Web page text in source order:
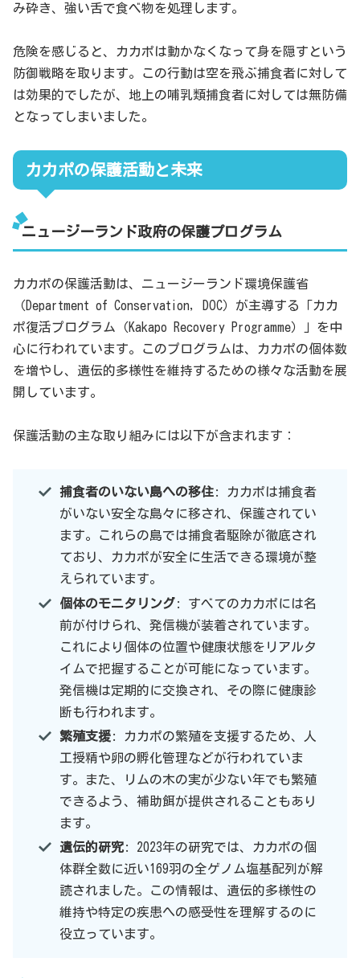
み砕き、強い舌で食べ物を処理します。
危険を感じると、カカポは動かなくなって身を隠すという
防御戦略を取ります。この行動は空を飛ぶ捕食者に対して
は効果的でしたが、地上の哺乳類捕食者に対しては無防備
となってしまいました。
カカポの保護活動と未来
ニュージーランド政府の保護プログラム
カカポの保護活動は、ニュージーランド環境保護省
（Department of Conservation, DOC）が主導する「カカ
ポ復活プログラム（Kakapo Recovery Programme）」を中
心に行われています。このプログラムは、カカポの個体数
を増やし、遺伝的多様性を維持するための様々な活動を展
開しています。
保護活動の主な取り組みには以下が含まれます：
捕食者のいない島への移住: カカポは捕食者
がいない安全な島々に移され、保護されてい
ます。これらの島では捕食者駆除が徹底され
ており、カカポが安全に生活できる環境が整
えられています。
個体のモニタリング: すべてのカカポには名
前が付けられ、発信機が装着されています。
これにより個体の位置や健康状態をリアルタ
イムで把握することが可能になっています。
発信機は定期的に交換され、その際に健康診
断も行われます。
繁殖支援: カカポの繁殖を支援するため、人
工授精や卵の孵化管理などが行われていま
す。また、リムの木の実が少ない年でも繁殖
できるよう、補助餌が提供されることもあり
ます。
遺伝的研究: 2023年の研究では、カカポの個
体群全数に近い169羽の全ゲノム塩基配列が解
読されました。この情報は、遺伝的多様性の
維持や特定の疾患への感受性を理解するのに
役立っています。